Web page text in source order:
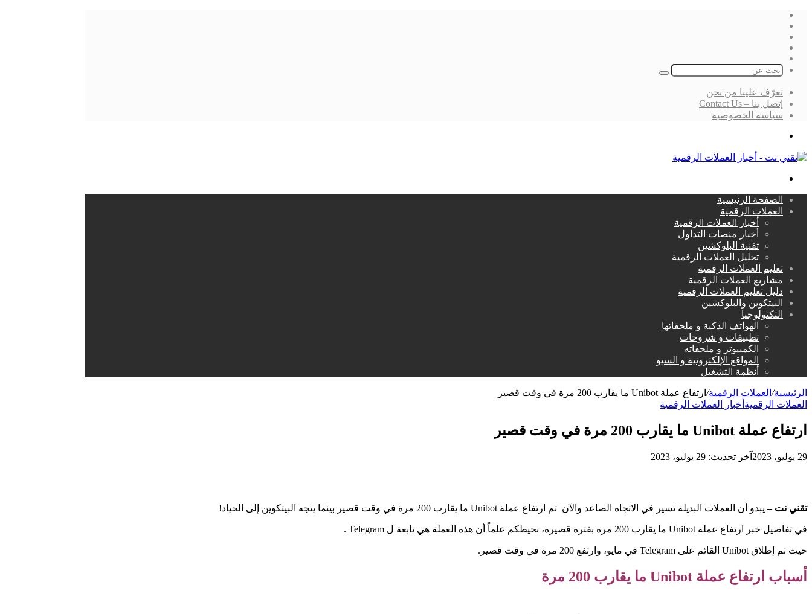
بحث
تعرّف علينا من نحن
إتصل بنا – Contact Us
سياسة الخصوصية
الصفحة الرئيسية
العملات الرقمية
أخبار العملات الرقمية
أخبار منصات التداول
تقنية البلوكشين
تحليل العملات الرقمية
تعليم العملات الرقمية
مشاريع العملات الرقمية
دليل تعليم العملات الرقمية
البيتكوين والبلوكشين
التكنولوجيا
الهواتف الذكية و ملحقاتها
تطبيقات و شروحات
الكمبيوتر و ملحقاته
المواقع الإلكترونية و السيو
أنظمة التشغيل
الرئيسية/ العملات الرقمية/ ارتفاع عملة Unibot ما يقارب 200 مرة في وقت قصير
العملات الرقمية أخبار العملات الرقمية
ارتفاع عملة Unibot ما يقارب 200 مرة في وقت قصير
29 يوليو، 2023 آخر تحديث: 29 يوليو، 2023
تقني نت –يبدو أن العملات البديلة تسير في الاتجاه الصاعد والآن تم ارتفاع عملة Unibot ما يقارب 200 مرة في وقت قصير بينما يتجه البيتكوين إلى الحياد!
في تفاصيل خبر ارتفاع عملة Unibot ما يقارب 200 مرة بفترة قصيرة، نحيطكم علماً أن هذه العملة هي تابعة ل Telegram .
حيث تم إطلاق Unibot القائم على Telegram في مايو، وارتفع 200 مرة في وقت قصير.
أسباب ارتفاع عملة Unibot ما يقارب 200 مرة